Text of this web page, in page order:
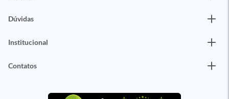
Dúvidas
Institucional
Contatos